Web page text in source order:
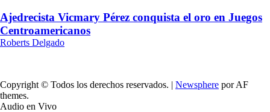
Ajedrecista Vicmary Pérez conquista el oro en Juegos
Centroamericanos
Roberts Delgado
Copyright © Todos los derechos reservados. | Newsphere por AF
themes.
Audio en Vivo